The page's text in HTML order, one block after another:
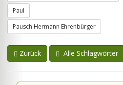
Paul
Pausch Hermann Ehrenbürger
Zurück Alle Schlagwörter